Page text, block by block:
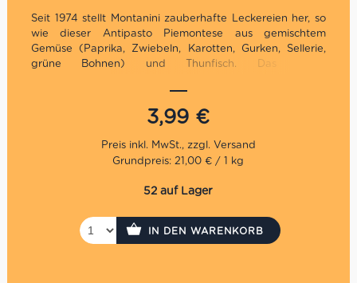
Seit 1974 stellt Montanini zauberhafte Leckereien her, so
wie dieser Antipasto Piemontese aus gemischtem
Gemüse (Paprika, Zwiebeln, Karotten, Gurken, Sellerie,
grüne Bohnen) und Thunfisch. Das kleine
Herstellung von Produkten aus der italienischen,
regionalen Tradition spezialisiert. Sehr wichtig dabei ist
die Aufrechterhaltung von den natürlichen
Geschmäckern durch die Auswahl von hochqualitativen
Rohstoffen sowie durch den Verzicht von
Konservierungsstoffen und Farbstoffen. Seit fast 50
Jahren ist die Montanini Sas nun schon am Werke, heute
3,99 €
Grundpreis: 21,00 € / 1 kg
52 auf Lager
IN DEN WARENKORB